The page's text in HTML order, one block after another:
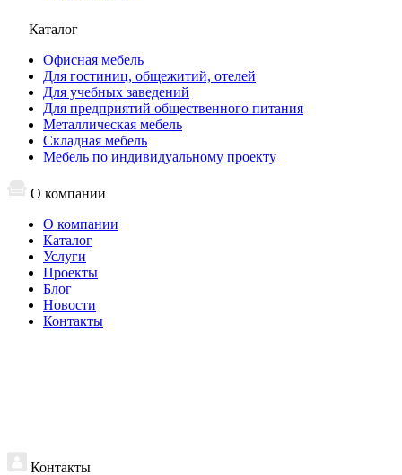
Каталог
Офисная мебель
Для гостиниц, общежитий, отелей
Для учебных заведений
Для предприятий общественного питания
Металлическая мебель
Складная мебель
Мебель по индивидуальному проекту
О компании
О компании
Каталог
Услуги
Проекты
Блог
Новости
Контакты
Контакты